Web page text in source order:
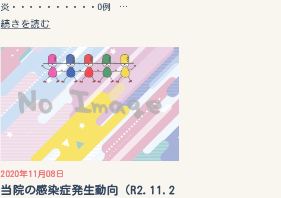
炎・・・・・・・・・・0例 …
続きを読む
2020年11月08日
当院の感染症発生動向（R2.11.2